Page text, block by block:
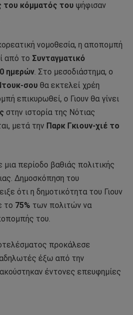
του κόμματός του ψήφισαν
νομοθεσία, η αποπομπή
από το Συνταγματικό
ημερών . Στο μεσοδιάστημα, ο
σου θα εκτελεί χρέη
επικυρωθεί, ο Γιουν θα γίνει
στην ιστορία της Νότιας
μετά την Παρκ Γκιουν-χιέ το
περίοδο βαθιάς πολιτικής
Δημοσκόπηση του
ότι η δημοτικότητα του Γιουν
το 75% των πολιτών να
του.
προκάλεσε
έξω από την
έντονες επευφημίες